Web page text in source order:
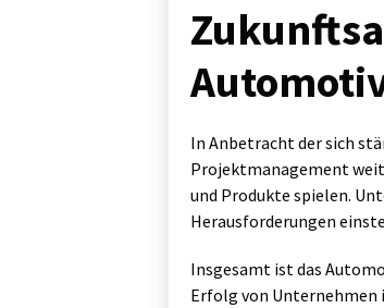
In Anbetracht der sich
Projektmanagement
und Produkte spielen.
Herausforderungen
Insgesamt ist das
Erfolg von Unternehmen